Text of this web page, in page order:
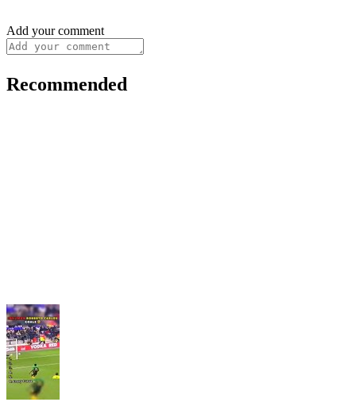
Add your comment
Recommended